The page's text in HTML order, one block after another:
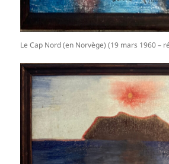
Le Cap Nord (en Norvège) (19 mars 1960 –